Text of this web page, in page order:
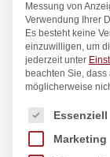
Messung von
Verwendung Ihrer
Es besteht keine
einzuwilligen, um
jederzeit unter
beachten Sie,
möglicherweise
Es folgt eine
Essenziell
Marketing